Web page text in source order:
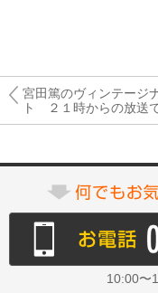
宮田篤のヴィンテージ
ト ２１時からの放送
10:00〜